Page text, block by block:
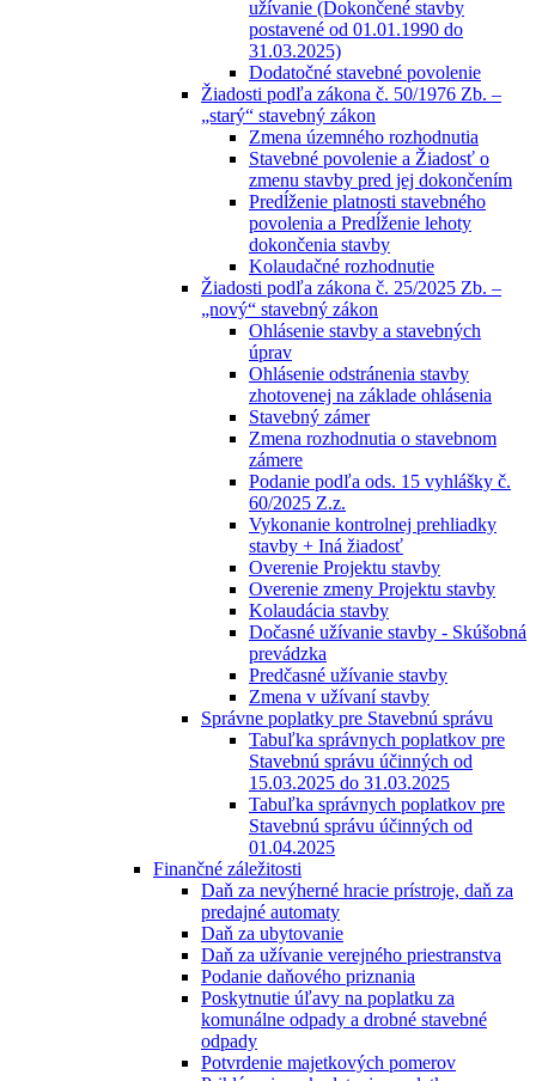
užívanie (Dokončené stavby
postavené od 01.01.1990 do
31.03.2025)
Dodatočné stavebné povolenie
Žiadosti podľa zákona č. 50/1976 Zb. –
„starý“ stavebný zákon
Zmena územného rozhodnutia
Stavebné povolenie a Žiadosť o
zmenu stavby pred jej dokončením
Predĺženie platnosti stavebného
povolenia a Predĺženie lehoty
dokončenia stavby
Kolaudačné rozhodnutie
Žiadosti podľa zákona č. 25/2025 Zb. –
„nový“ stavebný zákon
Ohlásenie stavby a stavebných
úprav
Ohlásenie odstránenia stavby
zhotovenej na základe ohlásenia
Stavebný zámer
Zmena rozhodnutia o stavebnom
zámere
Podanie podľa ods. 15 vyhlášky č.
60/2025 Z.z.
Vykonanie kontrolnej prehliadky
stavby + Iná žiadosť
Overenie Projektu stavby
Overenie zmeny Projektu stavby
Kolaudácia stavby
Dočasné užívanie stavby - Skúšobná
prevádzka
Predčasné užívanie stavby
Zmena v užívaní stavby
Správne poplatky pre Stavebnú správu
Tabuľka správnych poplatkov pre
Stavebnú správu účinných od
15.03.2025 do 31.03.2025
Tabuľka správnych poplatkov pre
Stavebnú správu účinných od
01.04.2025
Finančné záležitosti
Daň za nevýherné hracie prístroje, daň za
predajné automaty
Daň za ubytovanie
Daň za užívanie verejného priestranstva
Podanie daňového priznania
Poskytnutie úľavy na poplatku za
komunálne odpady a drobné stavebné
odpady
Potvrdenie majetkových pomerov